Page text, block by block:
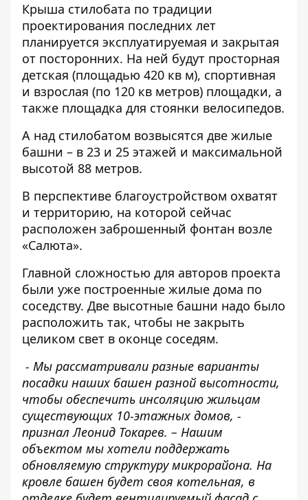
Крыша стилобата по традиции
проектирования последних лет
планируется эксплуатируемая и закрытая
от посторонних. На ней будут просторная
детская (площадью 420 кв м), спортивная
и взрослая (по 120 кв метров) площадки, а
также площадка для стоянки велосипедов.
А над стилобатом возвысятся две жилые
башни – в 23 и 25 этажей и максимальной
высотой 88 метров.
В перспективе благоустройством охватят
и территорию, на которой сейчас
расположен заброшенный фонтан возле
«Салюта».
Главной сложностью для авторов проекта
были уже построенные жилые дома по
соседству. Две высотные башни надо было
расположить так, чтобы не закрыть
целиком свет в оконце соседям.
- Мы рассматривали разные варианты
посадки наших башен разной высотности,
чтобы обеспечить инсоляцию жильцам
существующих 10-этажных домов, -
признал Леонид Токарев. – Нашим
объектом мы хотели поддержать
обновляемую структуру микрорайона. На
кровле башен будет своя котельная, в